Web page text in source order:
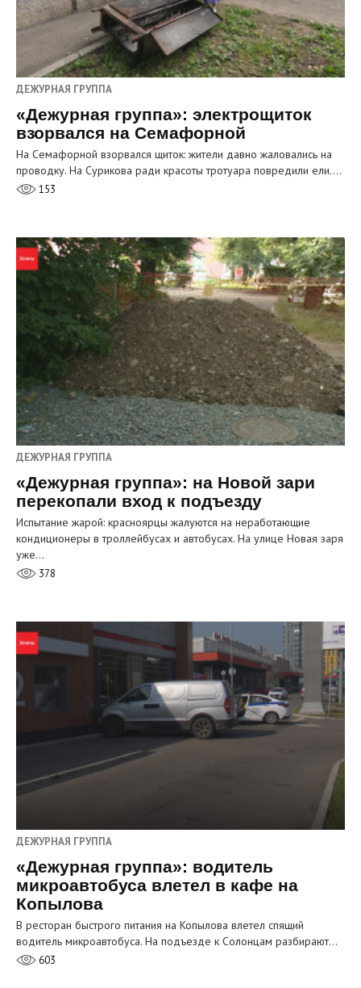
ДЕЖУРНАЯ ГРУППА
«Дежурная группа»: электрощиток
взорвался на Семафорной
На Семафорной взорвался щиток: жители давно жаловались на
проводку. На Сурикова ради красоты тротуара повредили ели.…
153
ДЕЖУРНАЯ ГРУППА
«Дежурная группа»: на Новой зари
перекопали вход к подъезду
Испытание жарой: красноярцы жалуются на неработающие
кондиционеры в троллейбусах и автобусах. На улице Новая заря
уже…
378
ДЕЖУРНАЯ ГРУППА
«Дежурная группа»: водитель
микроавтобуса влетел в кафе на
Копылова
В ресторан быстрого питания на Копылова влетел спящий
водитель микроавтобуса. На подъезде к Солонцам разбирают…
603